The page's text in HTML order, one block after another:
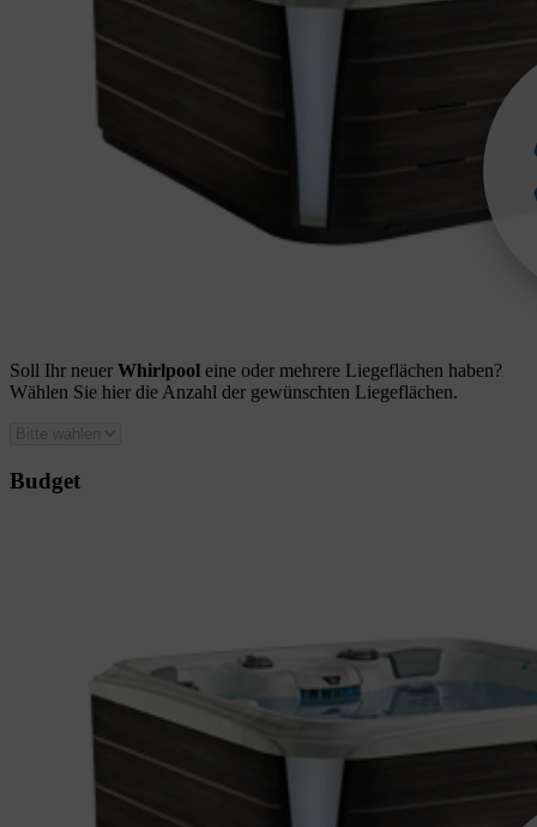
Soll Ihr neuer Whirlpool eine oder mehrere Liegeflächen haben?
Wählen Sie hier die Anzahl der gewünschten Liegeflächen.
Budget